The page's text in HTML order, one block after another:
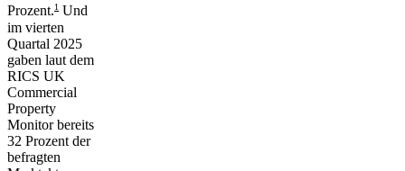
Prozent.1 Und
im vierten
Quartal 2025
gaben laut dem
RICS UK
Commercial
Property
Monitor bereits
32 Prozent der
befragten